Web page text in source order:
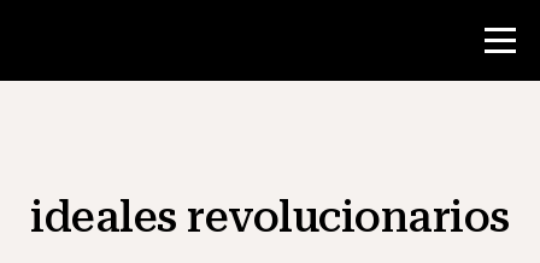
Recursos para maestros
ideales revolucionarios